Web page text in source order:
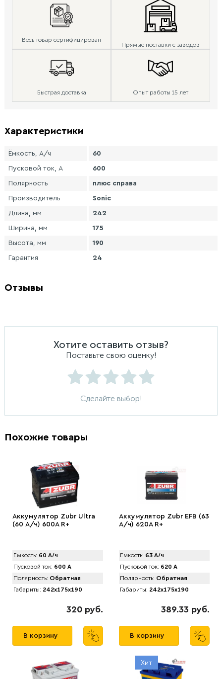
Весь товар сертифицирован
Прямые поставки с заводов
Быстрая доставка Опыт работы 15 лет
Характеристики
Ёмкость, А/ч 60
Пусковой ток, А 600
Полярность плюс справа
Производитель Sonic
Длина, мм 242
Ширина, мм 175
Высота, мм 190
Гарантия 24
Отзывы
Хотите оставить отзыв?
Поставьте свою оценку!
Сделайте выбор!
Похожие товары
Аккумулятор Zubr Ultra
(60 А/ч) 600А R+
Емкость: 60 А/ч
Пусковой ток: 600 А
Полярность: Обратная
Габариты: 242x175x190
320 руб.
В корзину
Аккумулятор Zubr EFB (63
А/ч) 620А R+
Емкость: 63 А/ч
Пусковой ток: 620 А
Полярность: Обратная
Габариты: 242x175x190
389.33 руб.
В корзину
Хит